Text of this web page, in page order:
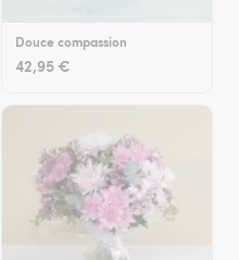
Douce compassion
42,95 €